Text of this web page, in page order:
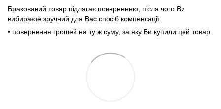
Бракований товар підлягає поверненню, після чого Ви
вибираєте зручний для Вас спосіб компенсації:
• повернення грошей на ту ж суму, за яку Ви купили цей товар